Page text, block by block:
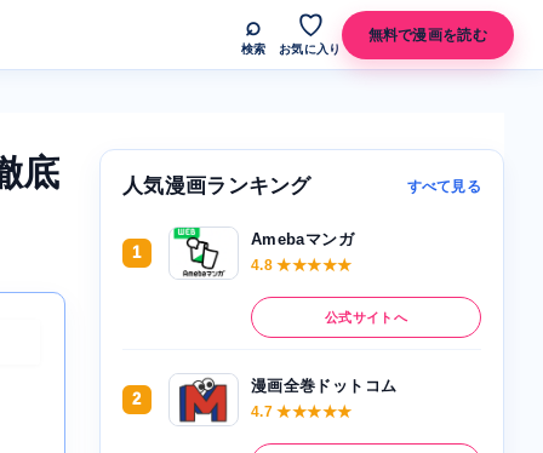
⌕
検索
♡
お気に入り
無料で漫画を読む
底 人気漫画ランキング すべて見る
1
Amebaマンガ
4.8 ★★★★★
公式サイトへ
2
漫画全巻ドットコム
4.7 ★★★★★